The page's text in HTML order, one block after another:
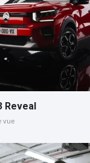
Reveal
vue